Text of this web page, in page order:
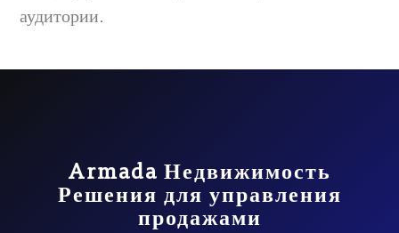
аудитории.
Armada Недвижимость
Решения для управления
продажами